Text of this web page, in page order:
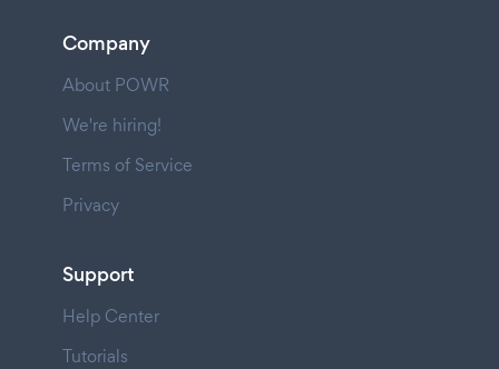
Company
About POWR
We're hiring!
Terms of Service
Privacy
Support
Help Center
Tutorials